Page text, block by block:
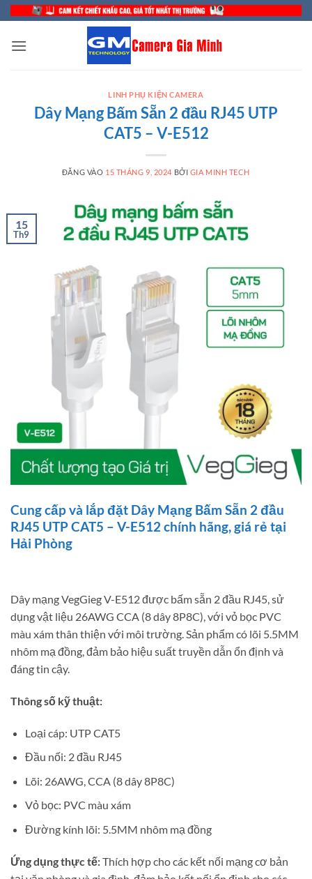
Bỏ
qua
nội
LINH PHỤ KIỆN CAMERA
Dây Mạng Bấm Sẵn 2 đầu RJ45 UTP
CAT5 – V-E512
ĐĂNG VÀO 15 THÁNG 9, 2024 BỞI GIA MINH TECH
15
Th9
Cung cấp và lắp đặt Dây Mạng Bấm Sẵn 2 đầu
RJ45 UTP CAT5 – V-E512 chính hãng, giá rẻ tại
Hải Phòng
Dây mạng VegGieg V-E512 được bấm sẵn 2 đầu RJ45, sử
dụng vật liệu 26AWG CCA (8 dây 8P8C), với vỏ bọc PVC
màu xám thân thiện với môi trường. Sản phẩm có lõi 5.5MM
nhôm mạ đồng, đảm bảo hiệu suất truyền dẫn ổn định và
đáng tin cậy.
Thông số kỹ thuật:
Loại cáp: UTP CAT5
Đầu nối: 2 đầu RJ45
Lõi: 26AWG, CCA (8 dây 8P8C)
Vỏ bọc: PVC màu xám
Đường kính lõi: 5.5MM nhôm mạ đồng
Ứng dụng thực tế:Thích hợp cho các kết nối mạng cơ bản